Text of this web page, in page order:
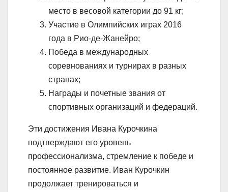
место в весовой категории до 91 кг;
Участие в Олимпийских играх 2016
года в Рио-де-Жанейро;
Победа в международных
соревнованиях и турнирах в разных
странах;
Награды и почетные звания от
спортивных организаций и федераций.
Эти достижения Ивана Курочкина
подтверждают его уровень
профессионализма, стремление к победе и
постоянное развитие. Иван Курочкин
продолжает тренироваться и